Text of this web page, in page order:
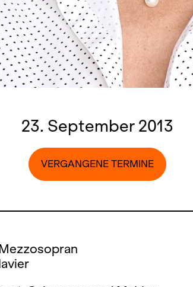
23. September 2013
VERGANGENE TERMINE